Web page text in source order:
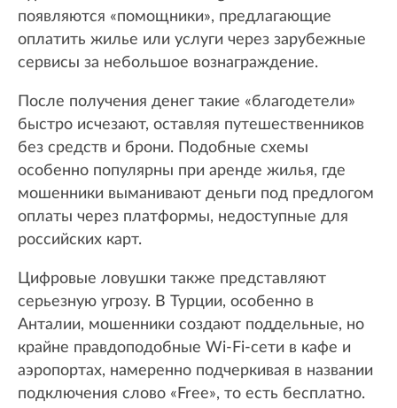
появляются «помощники», предлагающие
оплатить жилье или услуги через зарубежные
сервисы за небольшое вознаграждение.
После получения денег такие «благодетели»
быстро исчезают, оставляя путешественников
без средств и брони. Подобные схемы
особенно популярны при аренде жилья, где
мошенники выманивают деньги под предлогом
оплаты через платформы, недоступные для
российских карт.
Цифровые ловушки также представляют
серьезную угрозу. В Турции, особенно в
Анталии, мошенники создают поддельные, но
крайне правдоподобные Wi-Fi-сети в кафе и
аэропортах, намеренно подчеркивая в названии
подключения слово «Free», то есть бесплатно.